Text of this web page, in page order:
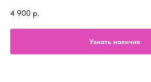
4 900 р.
Узнать наличие